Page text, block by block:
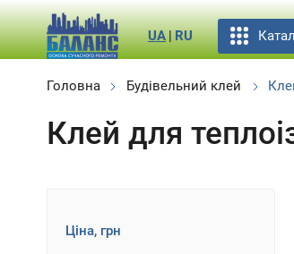
RU
|
UA
Головна Будівельний клей
Клей для
Ціна, грн